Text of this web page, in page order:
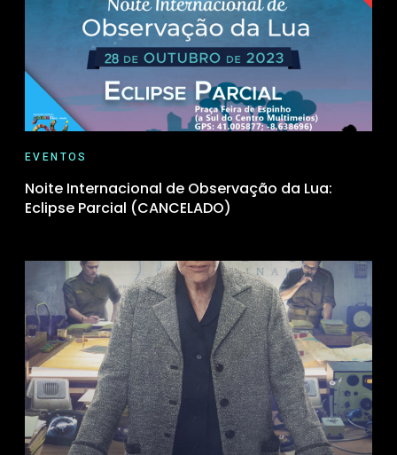
EVENTOS
Noite Internacional de Observação da Lua:
Eclipse Parcial (CANCELADO)